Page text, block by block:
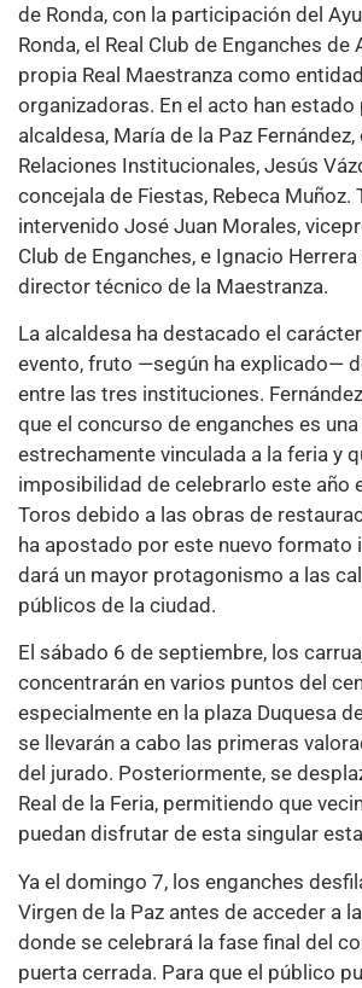
de Ronda, con la participación del
Ronda, el Real Club de Enganches de
propia Real Maestranza como
organizadoras. En el acto han estado
alcaldesa, María de la Paz
Relaciones Institucionales, Jesús
concejala de Fiestas, Rebeca Muñoz.
intervenido José Juan Morales,
Club de Enganches, e Ignacio
director técnico de la Maestranza.
La alcaldesa ha destacado el
evento, fruto —según ha explicado—
entre las tres instituciones.
que el concurso de enganches es
estrechamente vinculada a la feria y
imposibilidad de celebrarlo este año
Toros debido a las obras de
ha apostado por este nuevo formato
dará un mayor protagonismo a las
públicos de la ciudad.
El sábado 6 de septiembre, los
concentrarán en varios puntos del
especialmente en la plaza Duquesa
se llevarán a cabo las primeras
del jurado. Posteriormente, se
Real de la Feria, permitiendo que
puedan disfrutar de esta singular
Ya el domingo 7, los enganches
Virgen de la Paz antes de acceder a
donde se celebrará la fase final del
puerta cerrada. Para que el público